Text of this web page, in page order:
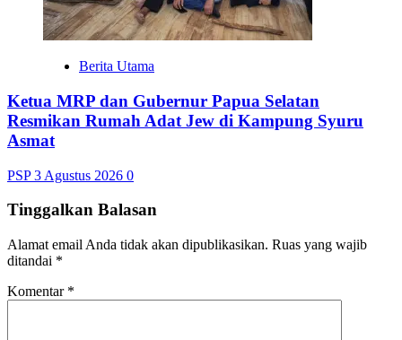
Berita Utama
Ketua MRP dan Gubernur Papua Selatan
Resmikan Rumah Adat Jew di Kampung Syuru
Asmat
PSP3 Agustus 2026 0
Tinggalkan Balasan
Alamat email Anda tidak akan dipublikasikan. Ruas yang wajib
ditandai *
Komentar *